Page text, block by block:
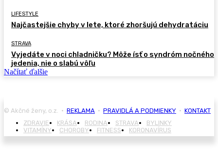
LIFESTYLE
Najčastejšie chyby v lete, ktoré zhoršujú dehydratáciu
STRAVA
Vyjedáte v noci chladničku? Môže ísť o syndróm nočného
jedenia, nie o slabú vôľu
Načítať ďalšie
© Akčné ženy, o.z. • REKLAMA • PRAVIDLÁ A PODMIENKY • KONTAKT
ZDRAVIE
KRÁSA RODINA STRAVA
BYLINKY
VITAMÍNY
CHOROBY FITNESS KORONAVÍRUS